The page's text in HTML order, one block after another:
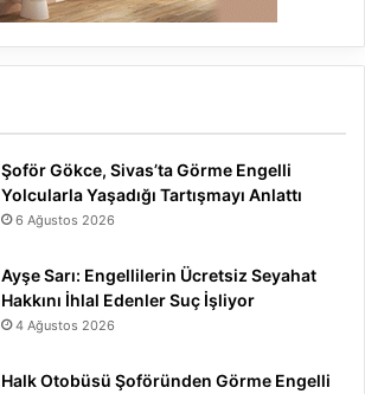
Şoför Gökce, Sivas’ta Görme Engelli
Yolcularla Yaşadığı Tartışmayı Anlattı
6 Ağustos 2026
Ayşe Sarı: Engellilerin Ücretsiz Seyahat
Hakkını İhlal Edenler Suç İşliyor
4 Ağustos 2026
Halk Otobüsü Şoföründen Görme Engelli